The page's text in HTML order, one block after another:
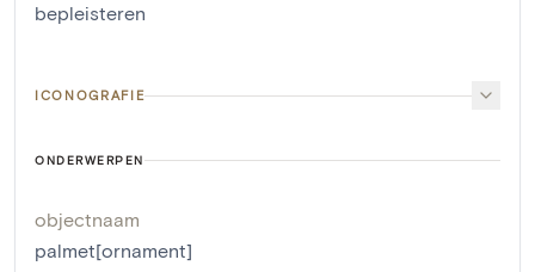
bepleisteren
ICONOGRAFIE
ONDERWERPEN
objectnaam
palmet[ornament]